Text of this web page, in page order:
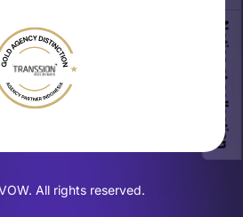
All rights reserved.
Notice at collection